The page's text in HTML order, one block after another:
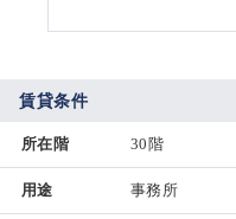
賃貸条件
所在階 30階
用途 事務所